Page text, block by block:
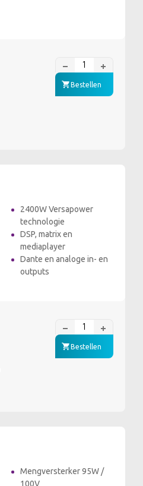
Bestellen
2400W Versapower
technologie
DSP, matrix en
mediaplayer
Dante en analoge in- en
outputs
Bestellen
Mengversterker 95W /
100V